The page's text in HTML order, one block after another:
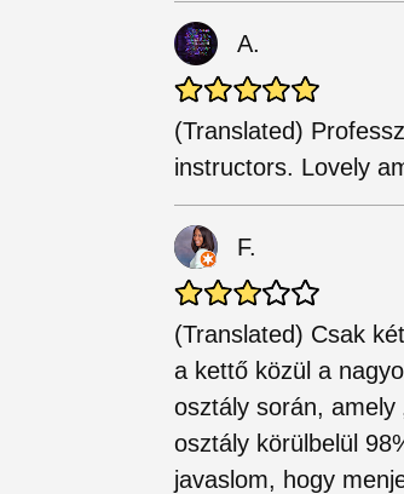
A.
(Translated)
instructors. Lovely
F.
(Translated) Csak
a kettő közül a
osztály során, amely
osztály körülbelül
javaslom, hogy